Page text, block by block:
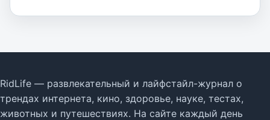
RidLife — развлекательный и лайфстайл-журнал о
трендах интернета, кино, здоровье, науке, тестах,
животных и путешествиях. На сайте каждый день